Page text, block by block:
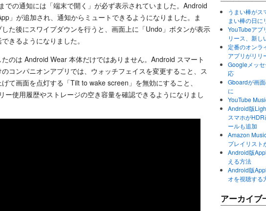
での通知には「端末で開く」が必ず表示されていました。Android
」が追加され、通知からミュートできるようになりました。ま
た後にスワイプダウンを行うと、画面上に「Undo」ボタンが表示
きるようになりました。
のは Android Wear 本体だけではありません。Android スマート
コンパニオンアプリでは、ウォッチフェイスを変更すること、ス
て画面を点灯する「Tilt to wake screen」を無効にすること、
ー使用履歴やストレージの空き容量を確認できるようになりまし
うまい棒がス
まい棒の日に
YouTubeアプ
リース、新し
定番のオンラ
アプリがリリ
Googleメッ
応
Gboardが画
に
YouTube
Android版
スマホが
ールも追加
Amazon
プレイリスト
Android版
える方法
Android版
オを視聴する
アーカイブ